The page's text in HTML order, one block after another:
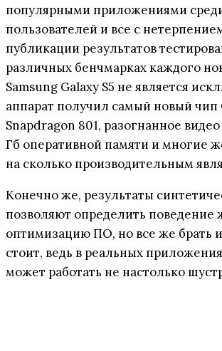
популярными приложениями
пользователей и все с
публикации результатов
различных бенчмарках каждого
Samsung Galaxy S5 не является
аппарат получил самый новый чип
Snapdragon 801, разогнанное
Гб оперативной памяти и многие
на сколько производительным
Конечно же, результаты
позволяют определить поведение
оптимизацию ПО, но все же брать
стоит, ведь в реальных
может работать не настолько